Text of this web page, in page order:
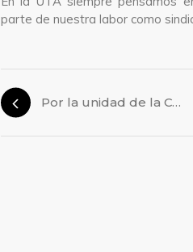
parte de nuestra labor como
Por la unidad de la CGT